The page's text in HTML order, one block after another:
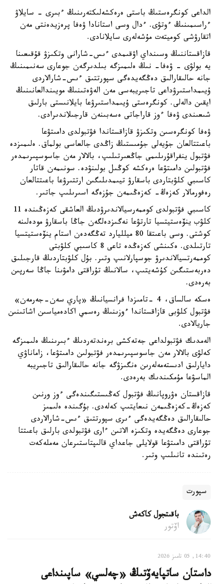
الداعى كونگرەستىڭ باستى ەرەكشەلىكتەرىنىڭ ءبىرى - سايلاۋ
ءراسىمىنىڭ ءوتۋى. ءدال وسى استانادا ۋەفا پرەزيدەنتى مەن
اتقارۋشى كوميتەت مۇشەلەرى سايلانادى.
قازاقستاننىڭ وسىنداي اۋقىمدى ءىس-شارانى وتكىزۋ قۇقىعىنا
يە بولۋى - ۋەفا- نىڭ ەلىمىزگە بىلدىرگەن جوعارى سەنىمىنىڭ
جانە حالىقارالىق دەڭگەيدەگى سپورتتىق ءىس-شارالاردى
ۇيىمداستىرۋداعى تاجىريبەسى مەن الەۋەتىنىڭ مويىندالعانىنىڭ
ايقىن دالەلى. كونگرەستى ۇيىمداستىرۋعا بايلانىستى بارلىق
شىعىندى ۋەفا ءوز قاراجاتى ەسەبىنەن قارجىلاندىرادى.
ۋەفا كونگرەسىن وتكىزۋ قازاقستاندا فۋتبولدى دامىتۋعا
باعىتتالعان جۇيەلى جۇمىستىڭ زاڭدى جالعاسى بولماق. ەلىمىزدە
فۋتبول ينفراقۇرىلىمى جاڭعىرتىلىپ، بالالار مەن جاسوسپىرىمدەر
فۋتبولىن دامىتۋعا ەرەكشە كوڭىل بولىنۋدە. سونىمەن قاتار
كاسىبي كلۋبتاردى باسقارۋ تيىمدىلىگىن ارتتىرۋعا باعىتتالعان
رەفورمالار كەزەڭ- كەزەڭىمەن جۇزەگە اسىرىلىپ جاتىر.
كاسىبي فۋتبولدى كوممەرسيالاندىرۋدىڭ العاشقى كەزەڭىندە 11
كلۋب ينۆەستيتسيا تارتۋعا نەگىزدەلگەن جاڭا باسقارۋ مودەلىنە
كوشتى. وسى باعىتقا 80 ميلليارد تەڭگەدەن استام ينۆەستيتسيا
تارتىلدى. ەكىنشى كەزەڭدە تاعى 8 كاسىبي كلۋبتى
كوممەرتسيالاندىرۋ جوسپارلانىپ وتىر. بۇل كلۋبتاردىڭ قارجىلىق
دەربەستىگىن كۇشەيتىپ، سالانىڭ تۇراقتى دامۋىنا جاڭا سەرپىن
بەرەدى.
ەسكە سالساق، 4 -تامىزدا فرانسيانىڭ «پاري سەن-جەرمەن»
فۋتبول كلۋبى قازاقستاندا ءوزىنىڭ رەسمي اكادەمياسىن اشاتىنىن
جاريالادى.
الەمدىك فۋتبولداعى جەتەكشى برەندتەردىڭ ءبىرىنىڭ ەلىمىزگە
كەلۋى بالالار مەن جاسوسپىرىمدەر فۋتبولىن دامىتۋعا، زاماناۋي
دايارلىق ادىستەمەلەرىن ەنگىزۋگە جانە حالىقارالىق تاجىريبە
الماسۋعا مۇمكىندىك بەرەدى.
قازاقستان ەۋروپانىڭ فۋتبول كەڭىستىگىندەگى ءوز ورنىن
كەزەڭ-كەزەڭىمەن نىعايتىپ كەلەدى. بۇگىندە ەلىمىز
حالىقارالىق دەڭگەيدەگى ءىرى سپورتتىق ءىس-شارالاردى
جوعارى دەڭگەيدە وتكىزە الاتىن ءارى فۋتبولدى بارلىق باعىتتا
تۇراقتى دامىتۋعا قولايلى جاعداي قالىپتاستىرعان مەملەكەت
رەتىندە تانىلىپ وتىر.
سپورت
باقىتجول كاكەش
اۆتور
14:40, 05 تامىز 2026
داستان ساتپايەۆتىڭ «چەلسي» ساپىنداعى